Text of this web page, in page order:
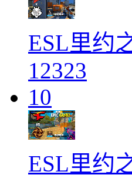
ESL里约
12323
10
ESL里约